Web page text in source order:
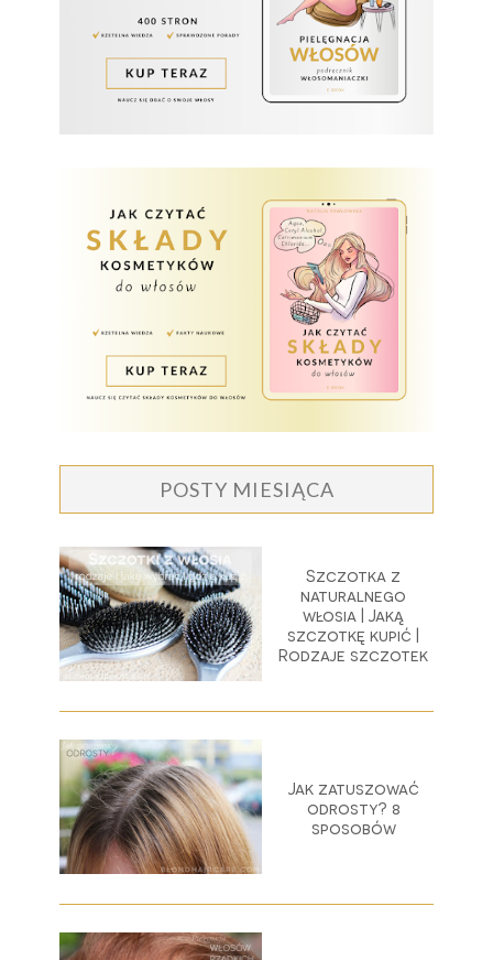
POSTY MIESIĄCA
Szczotka z
naturalnego
włosia | Jaką
szczotkę kupić |
Rodzaje szczotek
Jak zatuszować
odrosty? 8
sposobów